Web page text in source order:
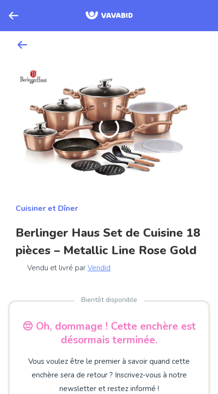
Cuisiner et Dîner
Berlinger Haus Set de Cuisine 18
pièces – Metallic Line Rose Gold
Vendu et livré par Vendid
Bientôt disponible
😔 Oh, dommage ! Cette enchère est
désormais terminée.
Vous voulez être le premier à savoir quand cette
enchère sera de retour ? Inscrivez-vous à notre
newsletter et restez informé !